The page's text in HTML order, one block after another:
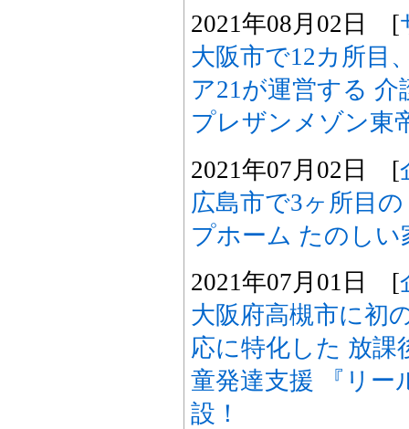
2021年08月02日 [
大阪市で12カ所目
ア21が運営する
プレザンメゾン東
2021年07月02日 [
広島市で3ヶ所目
プホーム たのしい
2021年07月01日 [
大阪府高槻市に初
応に特化した 放課
童発達支援 『リー
設！